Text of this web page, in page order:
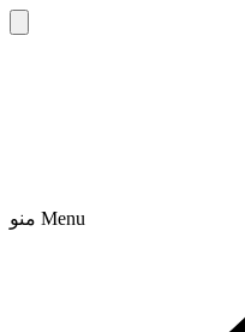
Skip
to
منو Menu